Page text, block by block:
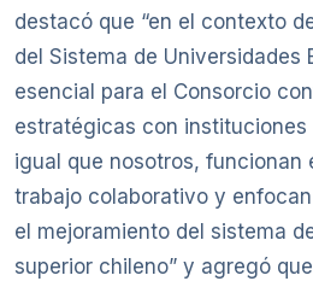
destacó que “en el contexto
del Sistema de Universidades
esencial para el Consorcio
estratégicas con instituciones
igual que nosotros, funcionan
trabajo colaborativo y
el mejoramiento del sistema
superior chileno” y agregó